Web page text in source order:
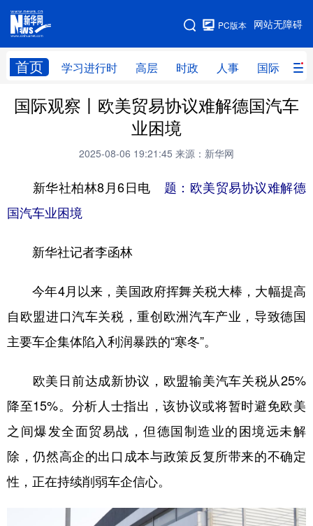
网站无障碍
PC版本
首页 学习进行时 高层 时政 人事 国际 财
网站地图
学习进行时 高层 时政 人事
科技 科创 量子 体育
文化
访谈 视频
食品 人居 信息化 数字经济
学术中国 乡村振兴 银龄
娱乐 时尚 悦读
公益 一带一路 亚太网 上市公司
文化产业
国际观察丨欧美贸易协议难解德国汽车
业困境
2025-08-06 19:21:45 来源：新华网
新华社柏林8月6日电 题：欧美贸易协议难解德
国汽车业困境
新华社记者李函林
今年4月以来，美国政府挥舞关税大棒，大幅提高
自欧盟进口汽车关税，重创欧洲汽车产业，导致德国
主要车企集体陷入利润暴跌的“寒冬”。
欧美日前达成新协议，欧盟输美汽车关税从25%
降至15%。分析人士指出，该协议或将暂时避免欧美
之间爆发全面贸易战，但德国制造业的困境远未解
除，仍然高企的出口成本与政策反复所带来的不确定
性，正在持续削弱车企信心。